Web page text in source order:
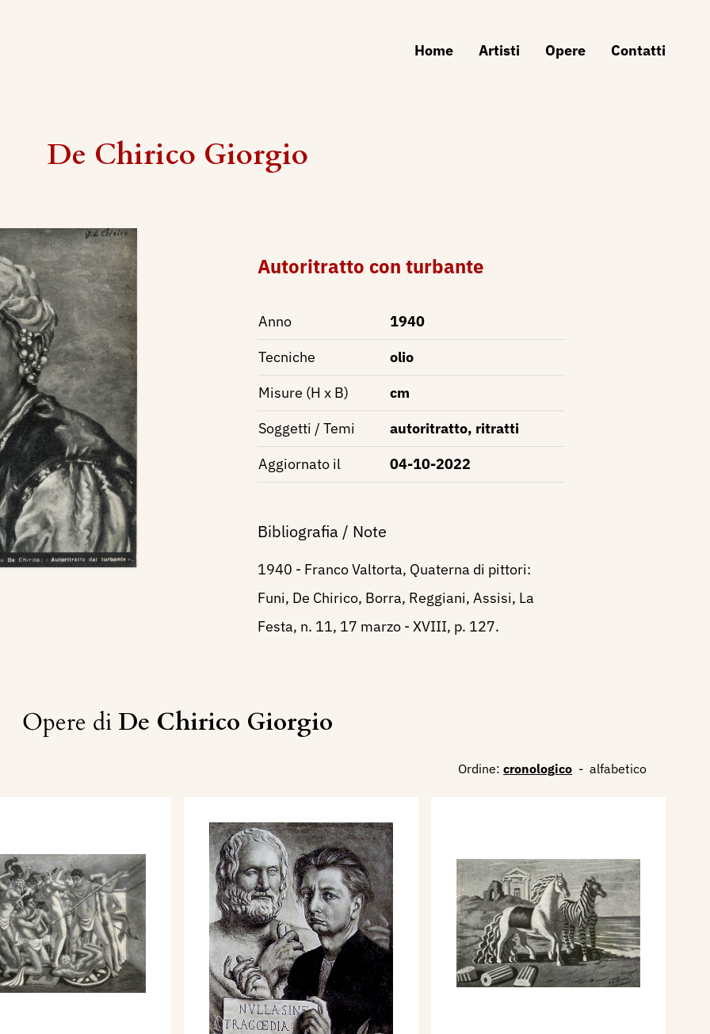
Home Artisti Opere Contatti
De Chirico Giorgio
Autoritratto con turbante
Anno
1940
Tecniche
olio
Misure (H x B)
cm
Soggetti / Temi
autoritratto, ritratti
Aggiornato il
04-10-2022
Bibliografia / Note
1940 - Franco Valtorta, Quaterna di pittori:
Funi, De Chirico, Borra, Reggiani, Assisi, La
Festa, n. 11, 17 marzo - XVIII, p. 127.
Opere diDe Chirico Giorgio
Ordine: cronologico - alfabetico